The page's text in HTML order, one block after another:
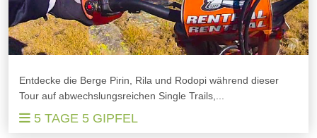
Entdecke die Berge Pirin, Rila und Rodopi während dieser
Tour auf abwechslungsreichen Single Trails,...
5 TAGE 5 GIPFEL